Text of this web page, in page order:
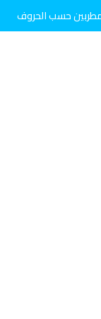
حسب الحروف